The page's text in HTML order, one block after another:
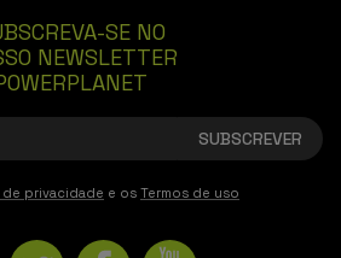
SE NO
NEWSLETTER
de privacidade e os Termos de uso